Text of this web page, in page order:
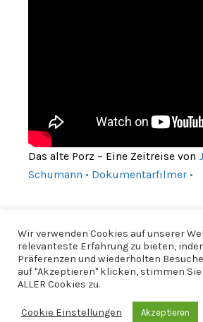
Das alte Porz – Eine Zeitreise von
Schumann • Dokumentarfilmer •
Wir verwenden Cookies auf unserer
relevanteste Erfahrung zu bieten,
Präferenzen und wiederholten
auf "Akzeptieren" klicken, stimmen Sie
ALLER Cookies zu.
Cookie Einstellungen Akzeptieren